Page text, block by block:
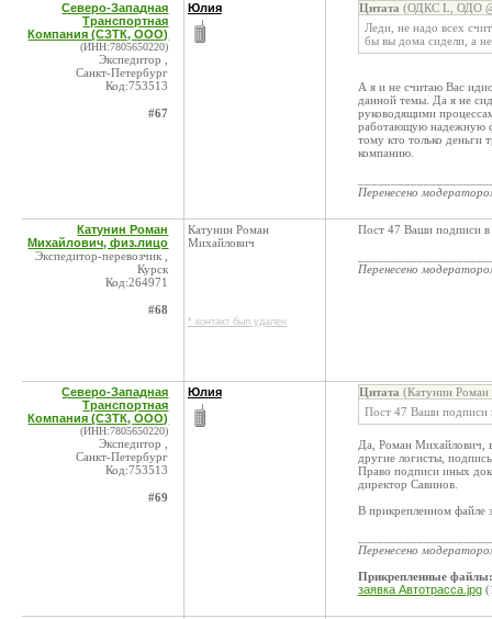
Северо-Западная
Транспортная
Компания (СЗТК, ООО)
(ИНН:7805650220)
Экспедитор ,
Санкт-Петербург
Код:753513
#67
Юлия Цитата (ОДКС L, ОДО
Леди, не надо всех
бы вы дома сидели, а
А я и не считаю Вас
данной темы. Да я не
руководящими
работающую надежную
тому кто только деньги
компанию.
Перенесено
Катунин Роман
Михайлович, физ.лицо
Экспедитор-перевозчик ,
Курск
Код:264971
#68
Катунин Роман
Михайлович
* контакт был удален
Пост 47 Ваши подписи в
Перенесено
Северо-Западная
Транспортная
Компания (СЗТК, ООО)
(ИНН:7805650220)
Экспедитор ,
Санкт-Петербург
Код:753513
#69
Юлия Цитата (Катунин
Пост 47 Ваши подписи
Да, Роман Михайлович, в
другие логисты,
Право подписи иных
директор Савинов.
В прикрепленном файле
Перенесено
Прикрепленные файлы:
заявка Автотрасса.jpg